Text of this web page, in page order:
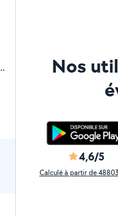
Nos
4,6/5
Calculé à partir de